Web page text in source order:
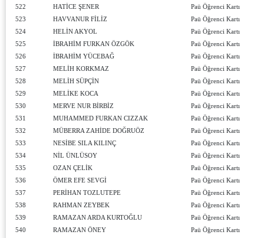
522
HATİCE ŞENER
Paü Öğrenci Kartı
523
HAVVANUR FİLİZ
Paü Öğrenci Kartı
524
HELİN AKYOL
Paü Öğrenci Kartı
525
İBRAHİM FURKAN ÖZGÖK
Paü Öğrenci Kartı
526
İBRAHİM YÜCEBAĞ
Paü Öğrenci Kartı
527
MELİH KORKMAZ
Paü Öğrenci Kartı
528
MELİH SÜPÇİN
Paü Öğrenci Kartı
529
MELİKE KOCA
Paü Öğrenci Kartı
530
MERVE NUR BİRBİZ
Paü Öğrenci Kartı
531
MUHAMMED FURKAN CIZZAK
Paü Öğrenci Kartı
532
MÜBERRA ZAHİDE DOĞRUÖZ
Paü Öğrenci Kartı
533
NESİBE SILA KILINÇ
Paü Öğrenci Kartı
534
NİL ÜNLÜSOY
Paü Öğrenci Kartı
535
OZAN ÇELİK
Paü Öğrenci Kartı
536
ÖMER EFE SEVGİ
Paü Öğrenci Kartı
537
PERİHAN TOZLUTEPE
Paü Öğrenci Kartı
538
RAHMAN ZEYBEK
Paü Öğrenci Kartı
539
RAMAZAN ARDA KURTOĞLU
Paü Öğrenci Kartı
540
RAMAZAN ÖNEY
Paü Öğrenci Kartı